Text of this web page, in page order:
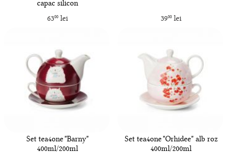
capac silicon
6300lei 3900lei
Set tea4one "Barny"
400ml/200ml
Set tea4one "Orhidee" alb roz
400ml/200ml